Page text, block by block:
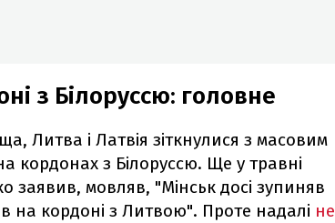
з Білоруссю: головне
Литва і Латвія зіткнулися з масовим
кордонах з Білоруссю. Ще у травні
заявив, мовляв, "Мінськ досі зупиняв
на кордоні з Литвою". Проте надалі не